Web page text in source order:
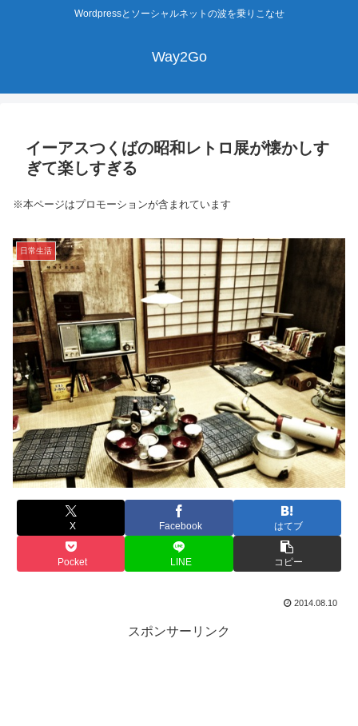
Wordpressとソーシャルネットの波を乗りこなせ
Way2Go
イーアスつくばの昭和レトロ展が懐かしす
ぎて楽しすぎる
※本ページはプロモーションが含まれています
日常生活
X Facebook はてブ
Pocket LINE コピー
2014.08.10
スポンサーリンク